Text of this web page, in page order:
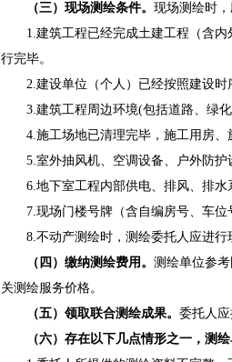
（三） 现场测绘条件。 现场测绘时，
1.建筑工程已经完成土建工程（含内
行完毕。
2.建设单位（个人）已经按照建设时
3.建筑工程周边环境(包括道路、绿化
4.施工场地已清理完毕，施工用房、
5.室外抽风机、空调设备、户外防护
6.地下室工程内部供电、排风、排水
7.现场门楼号牌（含自编房号、车位
8.不动产测绘时，测绘委托人应进行
（四） 缴纳测绘费用。 测绘单位参
关测绘服务价格。
（五） 领取联合测绘成果。 委托人
（六） 存在以下几点情形之一，测绘